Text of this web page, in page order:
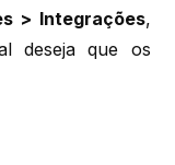
> Integrações,
deseja que os